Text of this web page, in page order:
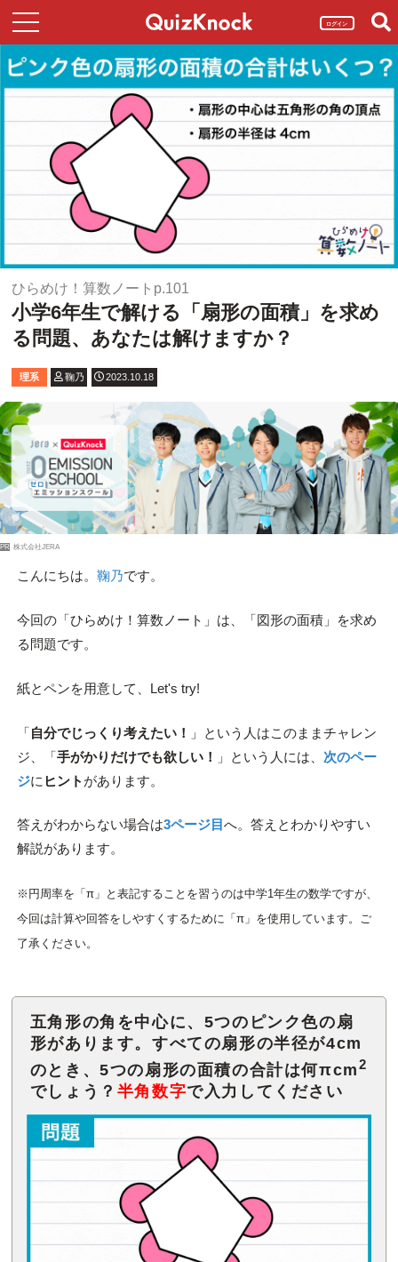
ログイン
ひらめけ！算数ノートp.101
小学6年生で解ける「扇形の面積」を求め
る問題、あなたは解けますか？
理系 鞠乃 2023.10.18
PR 株式会社JERA
こんにちは。 鞠乃です。
今回の「ひらめけ！算数ノート」は、「図形の面積」を求め
る問題です。
紙とペンを用意して、Let's try!
「自分でじっくり考えたい！
」という人はこのままチャレン
ジ、「手がかりだけでも欲しい！ 」という人には、 次のペー
ジに ヒント があります。
答えがわからない場合は3ページ目 へ。答えとわかりやすい
解説があります。
※円周率を「π」と表記することを習うのは中学1年生の数学ですが、
今回は計算や回答をしやすくするために「π」を使用しています。ご
了承ください。
五角形の角を中心に、5つのピンク色の扇
形があります。すべての扇形の半径が4cm
のとき、5つの扇形の面積の合計は何πcm2
でしょう？ 半角数字で入力してください